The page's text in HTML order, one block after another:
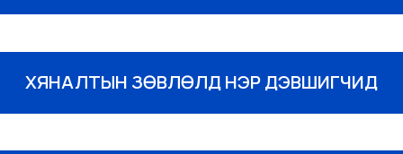
ХЯНАЛТЫН ЗӨВЛӨЛД НЭР ДЭВШИГЧИД